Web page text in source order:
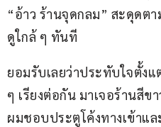
“อ้าว ร้านจุดกลม” สะดุดต
ดูใกล้ ๆ ทันที
ยอมรับเลยว่าประทับใจตั้ง
ๆ เรียงต่อกัน มาเจอร้านสีข
ผมชอบประตูโค้งทางเข้าแ